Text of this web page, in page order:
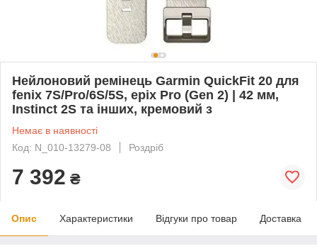
Нейлоновий ремінець Garmin QuickFit 20 для
fenix 7S/Pro/6S/5S, epix Pro (Gen 2) | 42 мм,
Instinct 2S та інших, кремовий з
Немає в наявності
Код: N_010-13279-08
Роздріб
7 392 ₴
Опис Характеристики Відгуки про товар Доставка